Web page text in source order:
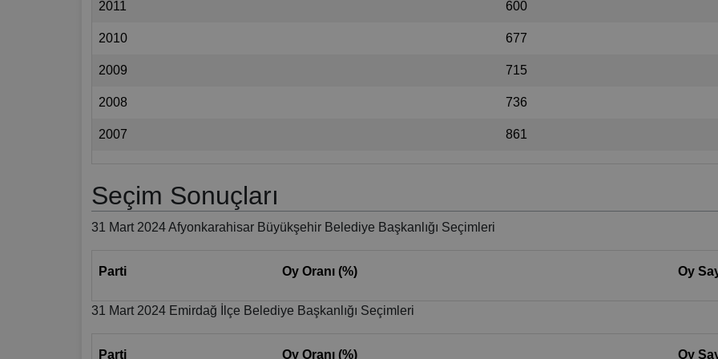
2011 600
2010 677
2009 715
2008 736
2007 861
Seçim Sonuçları
31 Mart 2024 Afyonkarahisar Büyükşehir Belediye Başkanlığı Seçimleri
Parti Oy Oranı (%) Oy
31 Mart 2024 Emirdağ İlçe Belediye Başkanlığı Seçimleri
Parti Oy Oranı (%) Oy